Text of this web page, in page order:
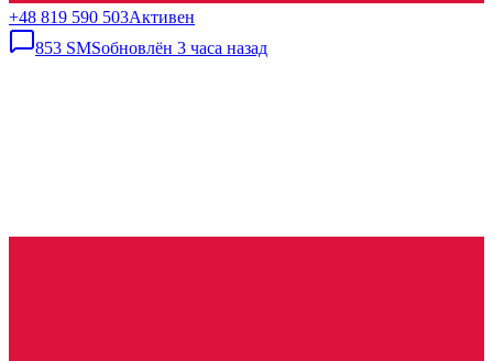
+48 819 590 503Активен
853 SMSобновлён 3 часа назад